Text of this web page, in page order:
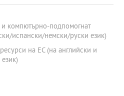
компютърно-подпомогнат
испански/немски/руски език)
на ЕС (на английски и